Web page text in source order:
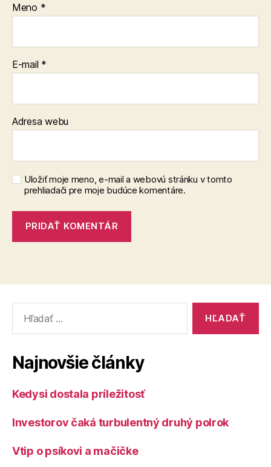
Meno *
E-mail *
Adresa webu
Uložiť moje meno, e-mail a webovú stránku v tomto
prehliadači pre moje budúce komentáre.
Najnovšie články
Kedysi dostala príležitosť
Investorov čaká turbulentný druhý polrok
Vtip o psíkovi a mačičke